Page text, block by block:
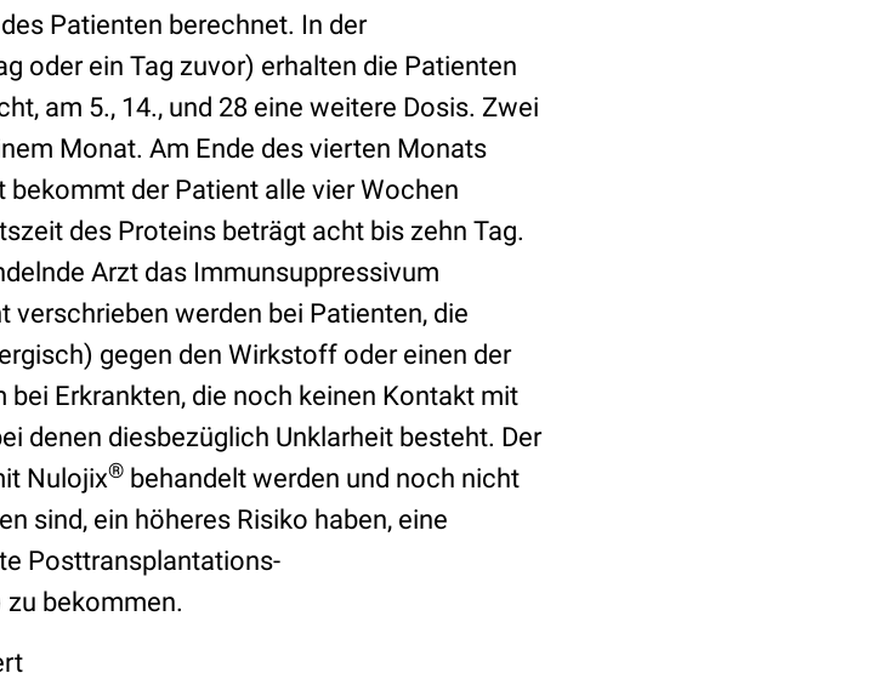
Patienten berechnet. In der
oder ein Tag zuvor) erhalten die Patienten
am 5., 14., und 28 eine weitere Dosis. Zwei
Monat. Am Ende des vierten Monats
der Patient alle vier Wochen
des Proteins beträgt acht bis zehn Tag.
Arzt das Immunsuppressivum
verschrieben werden bei Patienten, die
gegen den Wirkstoff oder einen der
Erkrankten, die noch keinen Kontakt mit
denen diesbezüglich Unklarheit besteht. Der
Nulojix® behandelt werden und noch nicht
sind, ein höheres Risiko haben, eine
Posttransplantations-
bekommen.